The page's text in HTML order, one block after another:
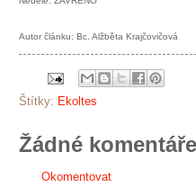
Autor článku: Bc. Alžběta Krajčovičová
Štítky: Ekoltes
Žádné
Okomentovat